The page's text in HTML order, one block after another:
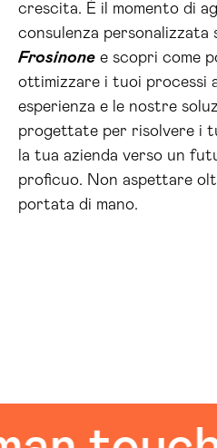
crescita. È il momento di
consulenza personalizzata
Frosinone e scopri come
ottimizzare i tuoi processi
esperienza e le nostre
progettate per risolvere i
la tua azienda verso un
proficuo. Non aspettare
portata di mano.